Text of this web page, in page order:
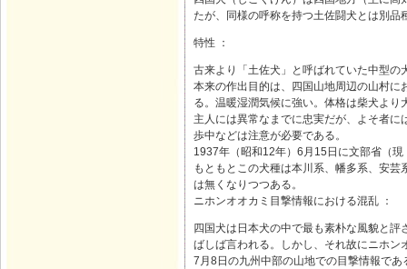
たが、同様の呼称を持つ土佐闘犬とは別
特性 ：
古来より「土佐犬」と呼ばれていた中型
本来の作出目的は、四国山地周辺の山村
る。温暖湿潤気候に強い。体格は柴犬より
主人には異常なまでに忠実だが、よそ者
歩中などは注意が必要である。
1937年（昭和12年）6月15日に文部省（
もともとこの犬種は本川系、幡多系、安
は無くなりつつある。
ニホンオオカミ目撃情報における混乱 ：
四国犬は日本犬の中で最も素朴な風貌と
ばしば言われる。しかし、それ故にニホ
7月8日の九州中部の山地での目撃情報であ